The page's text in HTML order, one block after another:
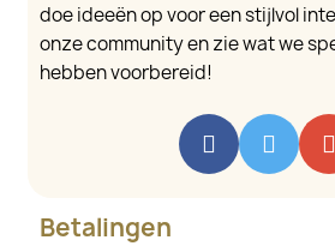
doe ideeën op voor een stijlvol
onze community en zie wat we
hebben voorbereid!
Betalingen